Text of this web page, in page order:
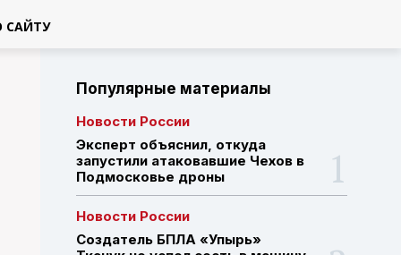
САЙТУ
Популярные материалы
Новости России
Эксперт объяснил, откуда
запустили атаковавшие Чехов в
Подмосковье дроны
Новости России
Создатель БПЛА «Упырь»